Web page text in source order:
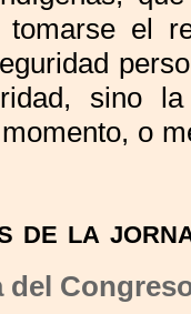
tomarse el
sino
o
de la
del